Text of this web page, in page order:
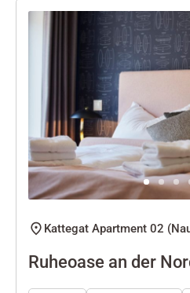
Kattegat Apartment 02
Ruheoase an der